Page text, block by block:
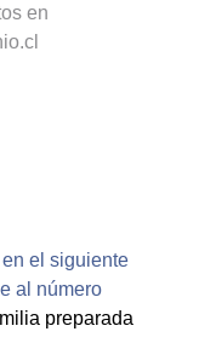
en
el siguiente
al número
preparada